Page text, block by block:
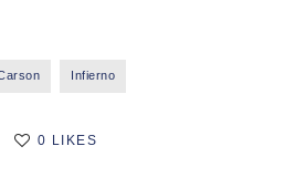
Infierno
0 LIKES